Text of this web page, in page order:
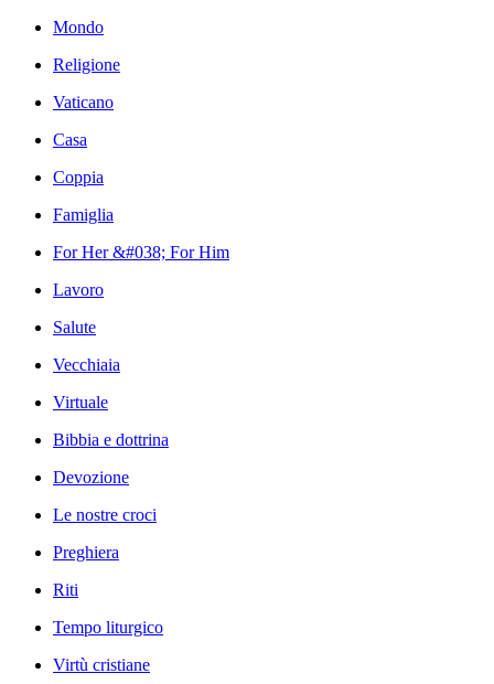
Mondo
Religione
Vaticano
Casa
Coppia
Famiglia
For Her &#038; For Him
Lavoro
Salute
Vecchiaia
Virtuale
Bibbia e dottrina
Devozione
Le nostre croci
Preghiera
Riti
Tempo liturgico
Virtù cristiane